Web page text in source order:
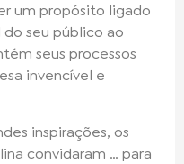
um propósito ligado
seu público ao
seus processos
invencível e
inspirações, os
convidaram … para